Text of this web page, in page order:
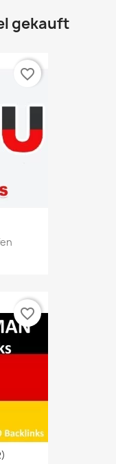
gekauft
favorite_border
favorite_border